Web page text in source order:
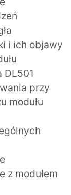
i ich objawy
DL501
przy
modułu
z modułem